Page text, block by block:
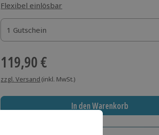
Flexibel einlösbar
1 Gutschein
1 Gutschein
1 Gutschein
119,90 €
zzgl. Versand (inkl. MwSt.)
In den Warenkorb